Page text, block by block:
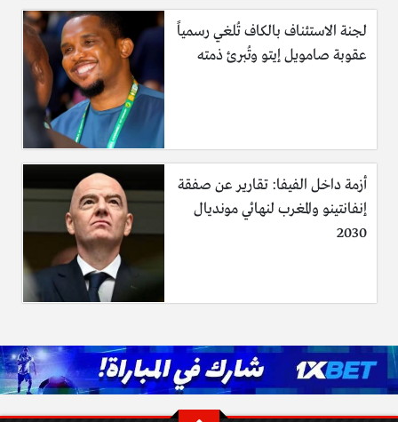
لجنة الاستئناف بالكاف تُلغي رسمياً
عقوبة صامويل إيتو وتُبرئ ذمته
أزمة داخل الفيفا: تقارير عن صفقة
إنفانتينو والمغرب لنهائي مونديال
2030